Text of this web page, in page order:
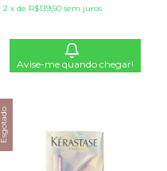
2 x de R$139,50 sem juros
Avise-me quando chegar!
Esgotado